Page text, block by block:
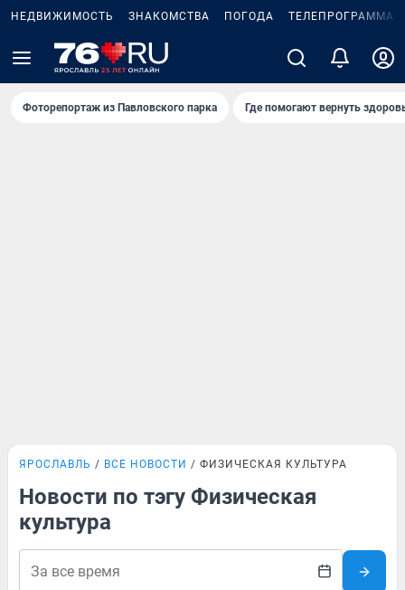
НЕДВИЖИМОСТЬ ЗНАКОМСТВА ПОГОДА ТЕЛЕПРОГРАММА
Фоторепортаж из Павловского парка Где помогают вернуть
ЯРОСЛАВЛЬ ВСЕ НОВОСТИ ФИЗИЧЕСКАЯ КУЛЬТУРА
Новости по тэгу Физическая
культура